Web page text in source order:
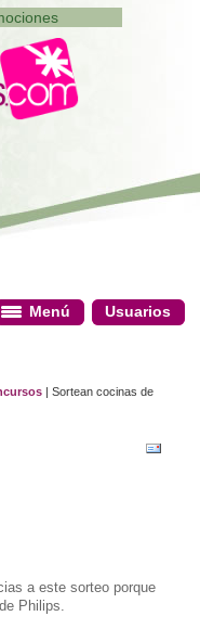
Menú
Menú Usuarios
Usuarios
| Sortean cocinas de
a este sorteo porque
Philips.